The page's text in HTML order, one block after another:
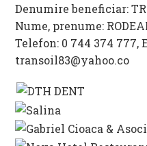
Denumire beneficiar:
Nume, prenume:
Telefon: 0 744 374 777,
transoil83@yahoo.co